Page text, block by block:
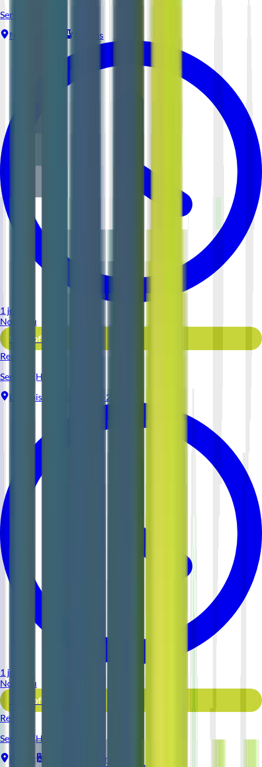
Serveur (H/F)
Nantes
1-2 ans
1 jour
Nouveau
Voir l'offre
Reso 44
Serveur (H/F)
Le Croisic
1-2 ans
1 jour
Nouveau
Voir l'offre
Reso 44
Serveur (H/F)
Pornic
1-2 ans